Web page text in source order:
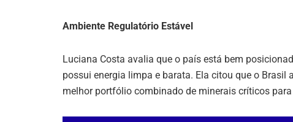
Ambiente Regulatório Estável
Luciana Costa avalia que o país está bem
possui energia limpa e barata. Ela citou que o Brasil
melhor portfólio combinado de minerais críticos